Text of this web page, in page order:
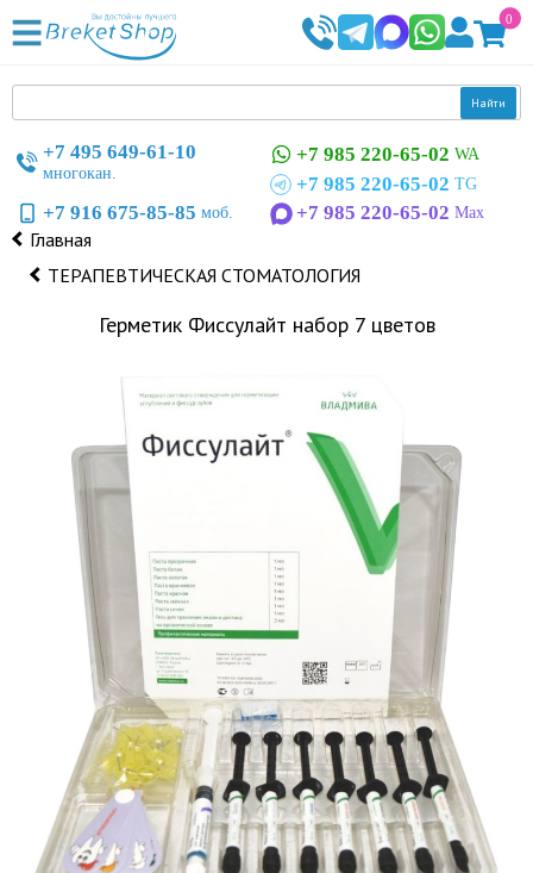
0
Найти
+7 495 649-61-10
многокан.
+7 916 675-85-85 моб.
+7 985 220-65-02 WA
+7 985 220-65-02 TG
+7 985 220-65-02 Max
Главная
ТЕРАПЕВТИЧЕСКАЯ СТОМАТОЛОГИЯ
Герметик Фиссулайт набор 7 цветов